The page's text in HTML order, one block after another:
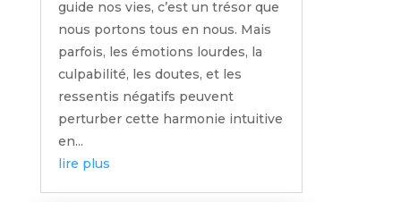
guide nos vies, c’est un trésor que
nous portons tous en nous. Mais
parfois, les émotions lourdes, la
culpabilité, les doutes, et les
ressentis négatifs peuvent
perturber cette harmonie intuitive
en...
lire plus